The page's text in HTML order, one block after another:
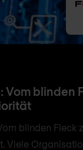
Vom blinden
blinden Fleck
Viele